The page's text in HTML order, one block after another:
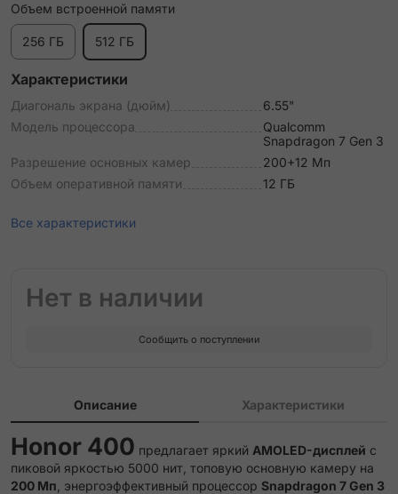
Объем встроенной памяти
256 ГБ 512 ГБ
Характеристики
Диагональ экрана (дюйм)
6.55"
Модель процессора
Qualcomm
Snapdragon 7 Gen 3
Разрешение основных камер
200+12 Мп
Объем оперативной памяти
12 ГБ
Все характеристики
Нет в наличии
Сообщить о поступлении
Описание Характеристики
Honor 400 предлагает яркий AMOLED-дисплей с
пиковой яркостью 5000 нит, топовую основную камеру на
200 Мп , энергоэффективный процессор Snapdragon 7 Gen 3